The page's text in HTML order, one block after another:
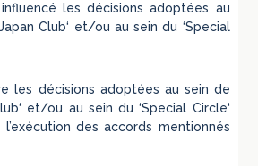
les décisions adoptées au
Club‘ et/ou au sein du ‘Special
les décisions adoptées au sein de
et/ou au sein du ‘Special Circle‘
des accords mentionnés